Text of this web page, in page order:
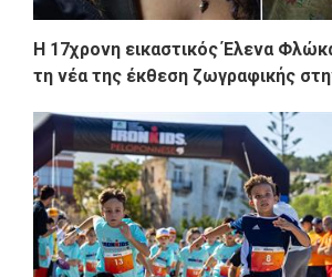
Η 17χρονη εικαστικός Έλενα
τη νέα της έκθεση ζωγραφικής